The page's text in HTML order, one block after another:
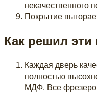
некачественного
Покрытие
Как решил
Каждая дверь
полностью
МДФ. Все